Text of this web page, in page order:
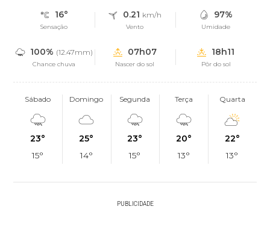
16°
Sensação
0.21 km/h
Vento
97%
Umidade
100% (12.47mm)
Chance chuva
07h07
Nascer do sol
18h11
Pôr do sol
Sábado
23°
15°
Domingo
25°
14°
Segunda
23°
15°
Terça
20°
13°
Quarta
22°
13°
PUBLICIDADE